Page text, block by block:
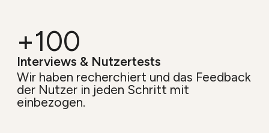
+100
Interviews & Nutzertests
Wir haben recherchiert und das Feedback
der Nutzer in jeden Schritt mit
einbezogen.